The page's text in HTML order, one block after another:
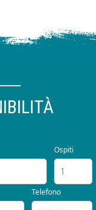
Ospiti
Telefono